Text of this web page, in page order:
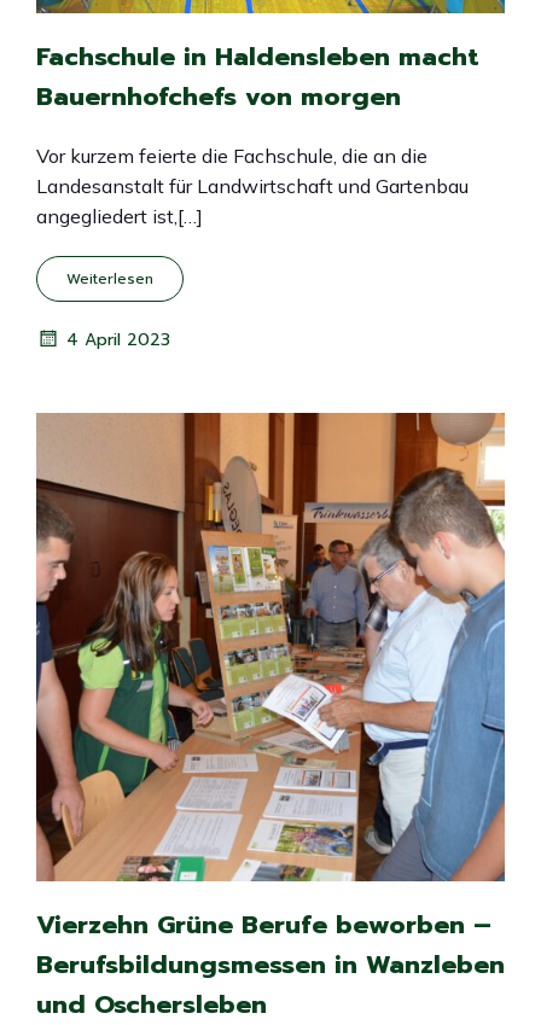
Fachschule in Haldensleben macht
Bauernhofchefs von morgen
Vor kurzem feierte die Fachschule, die an die
Landesanstalt für Landwirtschaft und Gartenbau
angegliedert ist,[…]
Weiterlesen
4 April 2023
Vierzehn Grüne Berufe beworben –
Berufsbildungsmessen in Wanzleben
und Oschersleben